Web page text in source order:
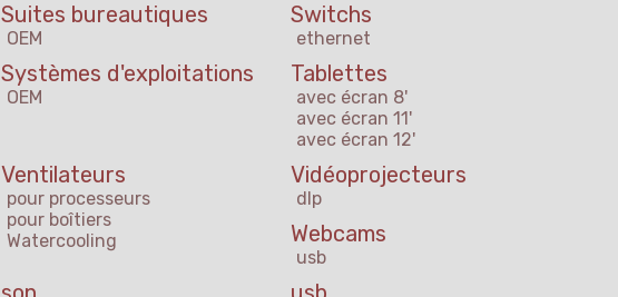
Suites bureautiques
OEM
Switchs
ethernet
Systèmes d'exploitations
OEM
Tablettes
avec écran 8'
avec écran 11'
avec écran 12'
Ventilateurs
pour processeurs
pour boîtiers
Watercooling
Vidéoprojecteurs
dlp
Webcams
usb